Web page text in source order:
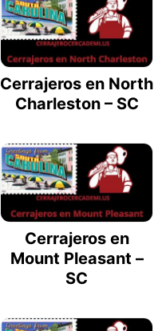
Cerrajeros en North
Charleston – SC
Cerrajeros en
Mount Pleasant –
SC